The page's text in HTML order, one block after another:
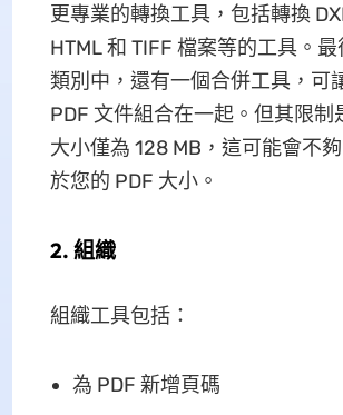
更專業的轉換工具，包括轉換
HTML 和 TIFF 檔案等的工具。
類別中，還有一個合併工具，可
PDF 文件組合在一起。但其限制
大小僅為 128 MB，這可能會不
於您的 PDF 大小。
2. 組織
組織工具包括：
為 PDF 新增頁碼